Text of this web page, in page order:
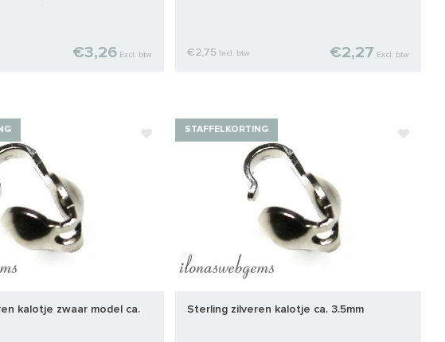
€3,26 Excl. btw €2,75 Incl. btw €2,27 Excl. btw
kalotje zwaar model ca.
STAFFELKORTING
Sterling zilveren kalotje ca. 3.5mm